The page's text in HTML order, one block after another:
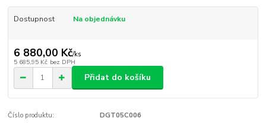
Dostupnost Na objednávku
6 880,00 Kč/ks
5 685,95 Kč bez DPH
Přidat do košíku
Číslo produktu: DGT05C006